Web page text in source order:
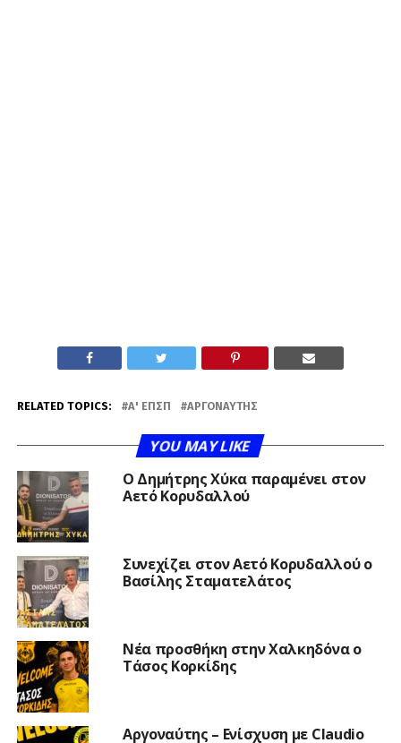
RELATED TOPICS: Α' ΕΠΣΠ ΑΡΓΟΝΑΎΤΗΣ
YOU MAY LIKE
O Δημήτρης Χύκα παραμένει στον
Αετό Κορυδαλλού
Συνεχίζει στον Αετό Κορυδαλλού ο
Βασίλης Σταματελάτος
Νέα προσθήκη στην Χαλκηδόνα ο
Τάσος Κορκίδης
Αργοναύτης – Ενίσχυση με Claudio